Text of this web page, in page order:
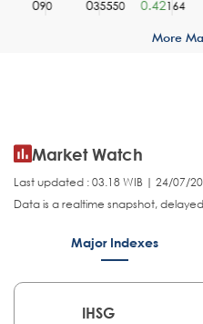
90 35550
0.42164
More
Market Watch
Last updated : 03.18 WIB | 24/07/
Data is a realtime snapshot,
Major Indexes
IHSG